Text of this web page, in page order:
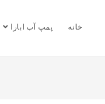
خانه پمپ آب ابارا